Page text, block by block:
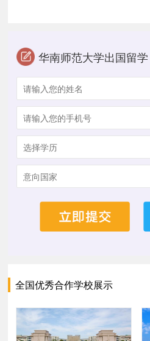
华南师范大学出国留学
全国优秀合作学校展示